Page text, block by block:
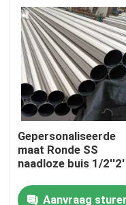
Huis
Gepersonaliseerde
maat Ronde SS
naadloze buis 1/2''2'
Aanvraag